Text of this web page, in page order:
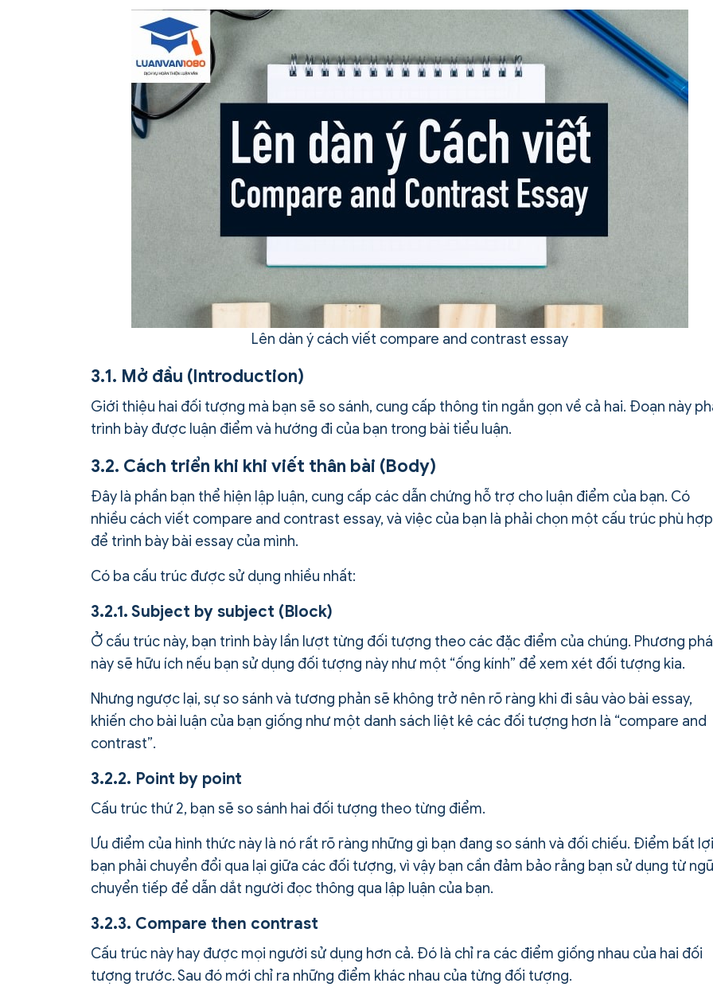
Lên dàn ý cách viết compare and contrast essay
3.1. Mở đầu (Introduction)
Giới thiệu hai đối tượng mà bạn sẽ so sánh, cung cấp thông tin ngắn gọn về cả hai. Đoạn này
trình bày được luận điểm và hướng đi của bạn trong bài tiểu luận.
3.2. Cách triển khi khi viết thân bài (Body)
Đây là phần bạn thể hiện lập luận, cung cấp các dẫn chứng hỗ trợ cho luận điểm của bạn. Có
nhiều cách viết compare and contrast essay, và việc của bạn là phải chọn một cấu trúc phù hợp
để trình bày bài essay của mình.
Có ba cấu trúc được sử dụng nhiều nhất:
3.2.1. Subject by subject (Block)
Ở cấu trúc này, bạn trình bày lần lượt từng đối tượng theo các đặc điểm của chúng. Phương
này sẽ hữu ích nếu bạn sử dụng đối tượng này như một “ống kính” để xem xét đối tượng kia.
Nhưng ngược lại, sự so sánh và tương phản sẽ không trở nên rõ ràng khi đi sâu vào bài essay,
khiến cho bài luận của bạn giống như một danh sách liệt kê các đối tượng hơn là “compare and
contrast”.
3.2.2. Point by point
Cấu trúc thứ 2, bạn sẽ so sánh hai đối tượng theo từng điểm.
Ưu điểm của hình thức này là nó rất rõ ràng những gì bạn đang so sánh và đối chiếu. Điểm bất
bạn phải chuyển đổi qua lại giữa các đối tượng, vì vậy bạn cần đảm bảo rằng bạn sử dụng từ
chuyển tiếp để dẫn dắt người đọc thông qua lập luận của bạn.
3.2.3. Compare then contrast
Cấu trúc này hay được mọi người sử dụng hơn cả. Đó là chỉ ra các điểm giống nhau của hai đối
tượng trước. Sau đó mới chỉ ra những điểm khác nhau của từng đối tượng.